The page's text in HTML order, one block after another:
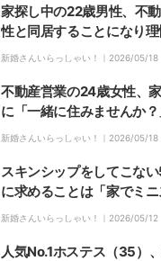
家探し中の22歳男性、不
性と同居することになり
中に「もう耐えられない」
新婚さんいらっしゃい！｜ 2026/05/18
不動産営業の24歳女性、
に「一緒に住みませんか
新婚さんいらっしゃい！｜ 2026/05/18
スキンシップをしてこな
に求めることは「家でミ
のエロ本に出てきそうな…」
新婚さんいらっしゃい！｜ 2026/05/12
人気No.1ホステス（35）